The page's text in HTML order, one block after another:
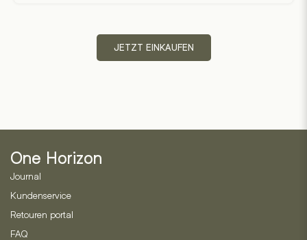
JETZT EINKAUFEN
One Horizon
Journal
Kundenservice
Retouren portal
FAQ